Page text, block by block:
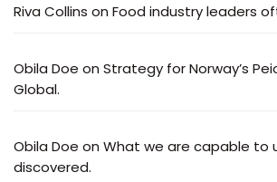
Riva Collins on Food industry leaders
Obila Doe on Strategy for Norway’s
Global.
Obila Doe on What we are capable to
discovered.